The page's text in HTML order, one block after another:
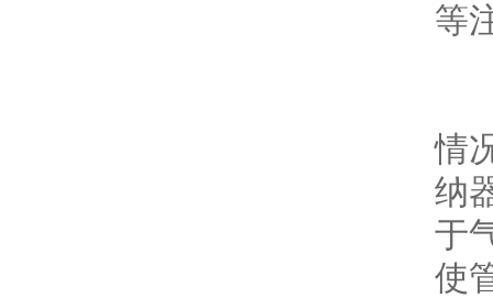
等
情
纳
于
使